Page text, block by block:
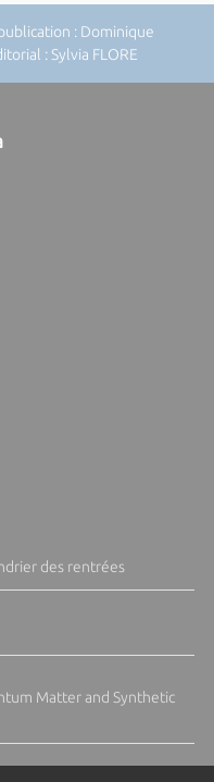
: Dominique
: Sylvia FLORE
des rentrées
Matter and Synthetic